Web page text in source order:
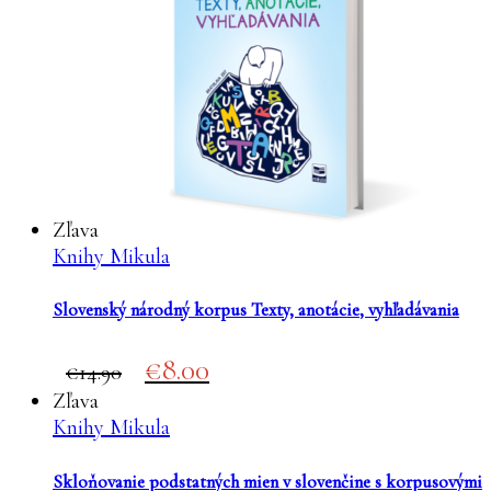
Zľava
Knihy Mikula
Slovenský národný korpus Texty, anotácie, vyhľadávania
14.90
Original
price
was:
€14.90.
8.00
price
Zľava
Knihy Mikula
Skloňovanie podstatných mien v slovenčine s korpusovými